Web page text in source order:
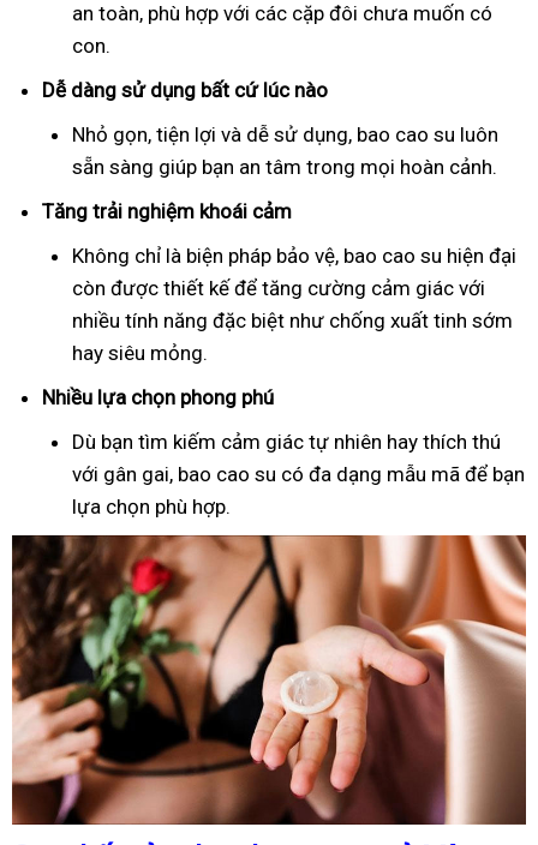
an toàn, phù hợp với các cặp đôi chưa muốn có
con.
Dễ dàng sử dụng bất cứ lúc nào
Nhỏ gọn, tiện lợi và dễ sử dụng, bao cao su luôn
sẵn sàng giúp bạn an tâm trong mọi hoàn cảnh.
Tăng trải nghiệm khoái cảm
Không chỉ là biện pháp bảo vệ, bao cao su hiện đại
còn được thiết kế để tăng cường cảm giác với
nhiều tính năng đặc biệt như chống xuất tinh sớm
hay siêu mỏng.
Nhiều lựa chọn phong phú
Dù bạn tìm kiếm cảm giác tự nhiên hay thích thú
với gân gai, bao cao su có đa dạng mẫu mã để bạn
lựa chọn phù hợp.